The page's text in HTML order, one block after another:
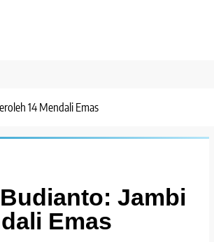
14 Mendali Emas
Jambi
Emas